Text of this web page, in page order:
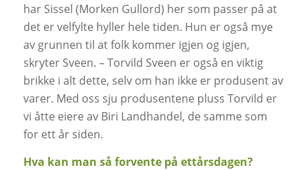
har Sissel (Morken Gullord) her som passer på at
det er velfylte hyller hele tiden. Hun er også mye
av grunnen til at folk kommer igjen og igjen,
skryter Sveen. – Torvild Sveen er også en viktig
brikke i alt dette, selv om han ikke er produsent av
varer. Med oss sju produsentene pluss Torvild er
vi åtte eiere av Biri Landhandel, de samme som
for ett år siden.
Hva kan man så forvente på ettårsdagen?